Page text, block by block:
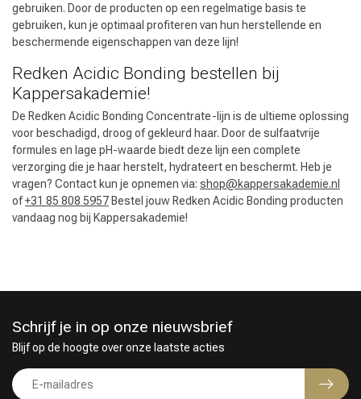
gebruiken. Door de producten op een regelmatige basis te
gebruiken, kun je optimaal profiteren van hun herstellende en
beschermende eigenschappen van deze lijn!
Redken Acidic Bonding bestellen bij
Kappersakademie!
De Redken Acidic Bonding Concentrate-lijn is de ultieme oplossing
voor beschadigd, droog of gekleurd haar. Door de sulfaatvrije
formules en lage pH-waarde biedt deze lijn een complete
verzorging die je haar herstelt, hydrateert en beschermt. Heb je
vragen? Contact kun je opnemen via: shop@kappersakademie.nl
of+31 85 808 5957 Bestel jouw Redken Acidic Bonding producten
vandaag nog bij Kappersakademie!
Schrijf je in op onze nieuwsbrief
Blijf op de hoogte over onze laatste acties